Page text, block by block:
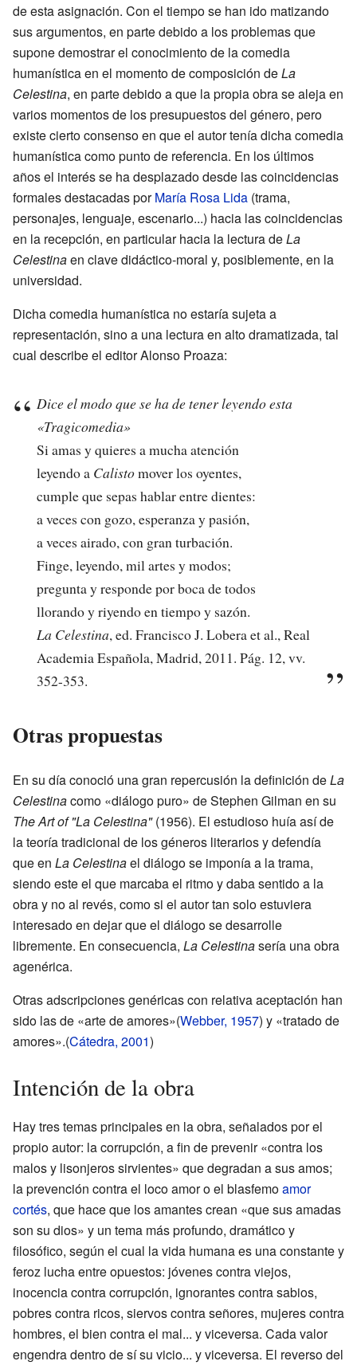
de esta asignación. Con el tiempo se han ido matizando
sus argumentos, en parte debido a los problemas que
supone demostrar el conocimiento de la comedia
humanística en el momento de composición deLa
Celestina, en parte debido a que la propia obra se aleja en
varios momentos de los presupuestos del género, pero
existe cierto consenso en que el autor tenía dicha comedia
humanística como punto de referencia. En los últimos
años el interés se ha desplazado desde las coincidencias
formales destacadas porMaría Rosa Lida (trama,
personajes, lenguaje, escenario...) hacia las coincidencias
en la recepción, en particular hacia la lectura deLa
Celestinaen clave didáctico-moral y, posiblemente, en la
universidad.
Dicha comedia humanística no estaría sujeta a
representación, sino a una lectura en alto dramatizada, tal
cual describe el editor Alonso Proaza:
Dice el modo que se ha de tener leyendo esta
«Tragicomedia»
Si amas y quieres a mucha atención
leyendo a Calistomover los oyentes,
cumple que sepas hablar entre dientes:
a veces con gozo, esperanza y pasión,
a veces airado, con gran turbación.
Finge, leyendo, mil artes y modos;
pregunta y responde por boca de todos
llorando y riyendo en tiempo y sazón.
La Celestina, ed. Francisco J. Lobera et al., Real
Academia Española, Madrid, 2011. Pág. 12, vv.
352-353.
Otras propuestas
En su día conoció una gran repercusión la definición deLa
Celestinacomo «diálogo puro» de Stephen Gilman en su
The Art of "La Celestina"(1956). El estudioso huía así de
la teoría tradicional de los géneros literarios y defendía
que en La Celestinael diálogo se imponía a la trama,
siendo este el que marcaba el ritmo y daba sentido a la
obra y no al revés, como si el autor tan solo estuviera
interesado en dejar que el diálogo se desarrolle
libremente. En consecuencia, La Celestinasería una obra
agenérica.
Otras adscripciones genéricas con relativa aceptación han
sido las de «arte de amores»(Webber, 1957) y «tratado de
amores».(Cátedra, 2001)
Intención de la obra
Hay tres temas principales en la obra, señalados por el
propio autor: la corrupción, a fin de prevenir «contra los
malos y lisonjeros sirvientes» que degradan a sus amos;
la prevención contra el loco amor o el blasfemoamor
cortés, que hace que los amantes crean «que sus amadas
son su dios» y un tema más profundo, dramático y
filosófico, según el cual la vida humana es una constante y
feroz lucha entre opuestos: jóvenes contra viejos,
inocencia contra corrupción, ignorantes contra sabios,
pobres contra ricos, siervos contra señores, mujeres contra
hombres, el bien contra el mal... y viceversa. Cada valor
engendra dentro de sí su vicio... y viceversa. El reverso del